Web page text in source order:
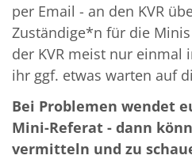
per Email - an den KVR
Zuständige*n für die
der KVR meist nur einmal
ihr ggf. etwas warten auf
Bei Problemen wendet
Mini-Referat - dann
vermitteln und zu